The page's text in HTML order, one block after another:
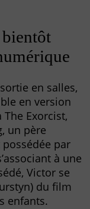
en salles,
en version
Exorcist,
un père
par
à une
Victor se
du film
enfants.